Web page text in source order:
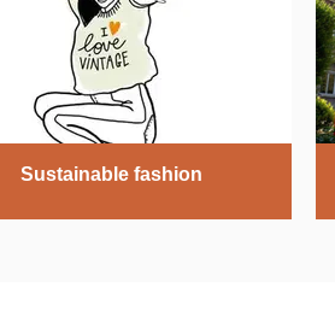
Sustainable fashion